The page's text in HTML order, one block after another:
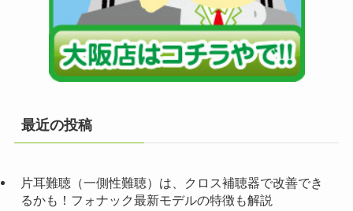
最近の投稿
片耳難聴（一側性難聴）は、クロス補聴器で改善でき
るかも！フォナック最新モデルの特徴も解説